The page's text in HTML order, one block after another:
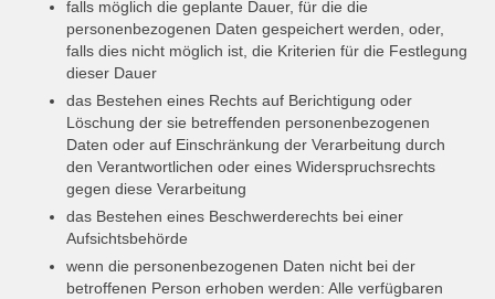
falls möglich die geplante Dauer, für die die
personenbezogenen Daten gespeichert werden, oder,
falls dies nicht möglich ist, die Kriterien für die Festlegung
dieser Dauer
das Bestehen eines Rechts auf Berichtigung oder
Löschung der sie betreffenden personenbezogenen
Daten oder auf Einschränkung der Verarbeitung durch
den Verantwortlichen oder eines Widerspruchsrechts
gegen diese Verarbeitung
das Bestehen eines Beschwerderechts bei einer
Aufsichtsbehörde
wenn die personenbezogenen Daten nicht bei der
betroffenen Person erhoben werden: Alle verfügbaren